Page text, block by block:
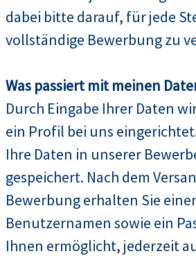
dabei bitte darauf, für jede
vollständige Bewerbung zu
Was passiert mit meinen
Durch Eingabe Ihrer Daten
ein Profil bei uns
Ihre Daten in unserer
gespeichert. Nach dem
Bewerbung erhalten Sie
Benutzernamen sowie ein
Ihnen ermöglicht, jederzeit